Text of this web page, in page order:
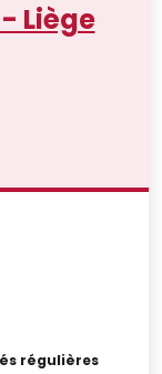
Liège
régulières